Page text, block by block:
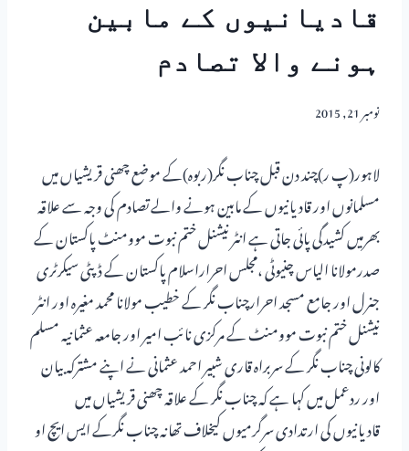
قادیانیوں کے مابین
ہونے والا تصادم
نومبر 21, 2015
لاہور(پ ر)چند دن قبل چناب نگر(ربوہ)کے موضع چھنی قریشیاں میں
مسلمانوں اور قادیانیوں کے مابین ہونے والے تصادم کی وجہ سے علاقہ
بھرمیں کشیدگی پائی جاتی ہے انٹر نیشنل ختم نبوت موومنٹ پاکستان کے
صدرمولانا الیاس چنیوٹی ،مجلس احراراسلام پاکستان کے ڈپٹی سیکرٹری
جنرل اور جامع مسجد احرارچناب نگر کے خطیب مولانا محمد مغیرہ اور انٹر
نیشنل ختم نبوت موومنٹ کے مرکزی نائب امیر اور جامعہ عثمانیہ مسلم
کالونی چناب نگر کے سربراہ قاری شبیر احمد عثمانی نے اپنے مشترکہ بیان
اور ردعمل میں کہا ہے کہ چناب نگر کے علاقہ چھنی قریشیاں میں
قادیانیوں کی ارتدادی سرگرمیوں کیخلاف تھانہ چناب نگرکے ایس ایچ او